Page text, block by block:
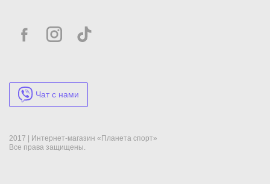
Чат с нами
2017 | Интернет-магазин «Планета спорт»